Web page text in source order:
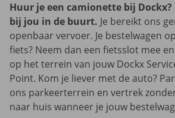
Huur je een camionette bij
bij jou in de buurt. Je bereikt ons
openbaar vervoer. Je bestelwagen
fiets? Neem dan een fietsslot mee
op het terrein van jouw Dockx
Point. Kom je liever met de auto?
ons parkeerterrein en vertrek
naar huis wanneer je jouw